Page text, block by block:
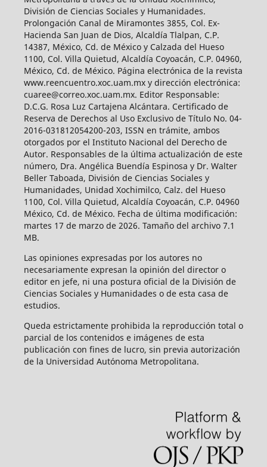
División de Ciencias Sociales y Humanidades.
Prolongación Canal de Miramontes 3855, Col. Ex-
Hacienda San Juan de Dios, Alcaldía Tlalpan, C.P.
14387, México, Cd. de México y Calzada del Hueso
1100, Col. Villa Quietud, Alcaldía Coyoacán, C.P. 04960,
México, Cd. de México. Página electrónica de la revista
www.reencuentro.xoc.uam.mx y dirección electrónica:
cuaree@correo.xoc.uam.mx. Editor Responsable:
D.C.G. Rosa Luz Cartajena Alcántara. Certificado de
Reserva de Derechos al Uso Exclusivo de Título No. 04-
2016-031812054200-203, ISSN en trámite, ambos
otorgados por el Instituto Nacional del Derecho de
Autor. Responsables de la última actualización de este
número, Dra. Angélica Buendía Espinosa y Dr. Walter
Beller Taboada, División de Ciencias Sociales y
Humanidades, Unidad Xochimilco, Calz. del Hueso
1100, Col. Villa Quietud, Alcaldía Coyoacán, C.P. 04960
México, Cd. de México. Fecha de última modificación:
martes 17 de marzo de 2026. Tamaño del archivo 7.1
MB.
Las opiniones expresadas por los autores no
necesariamente expresan la opinión del director o
editor en jefe, ni una postura oficial de la División de
Ciencias Sociales y Humanidades o de esta casa de
estudios.
Queda estrictamente prohibida la reproducción total o
parcial de los contenidos e imágenes de esta
publicación con fines de lucro, sin previa autorización
de la Universidad Autónoma Metropolitana.